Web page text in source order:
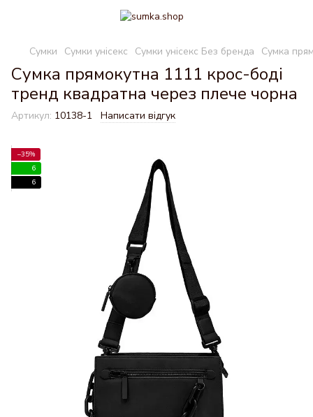
Сумки Сумки унісекс Сумки унісекс Без бренда Сумка
Сумка прямокутна 1111 крос-боді
тренд квадратна через плече чорна
Артикул: 10138-1 Написати відгук
−35%
6
6